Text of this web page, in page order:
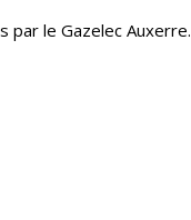
par le Gazelec Auxerre.